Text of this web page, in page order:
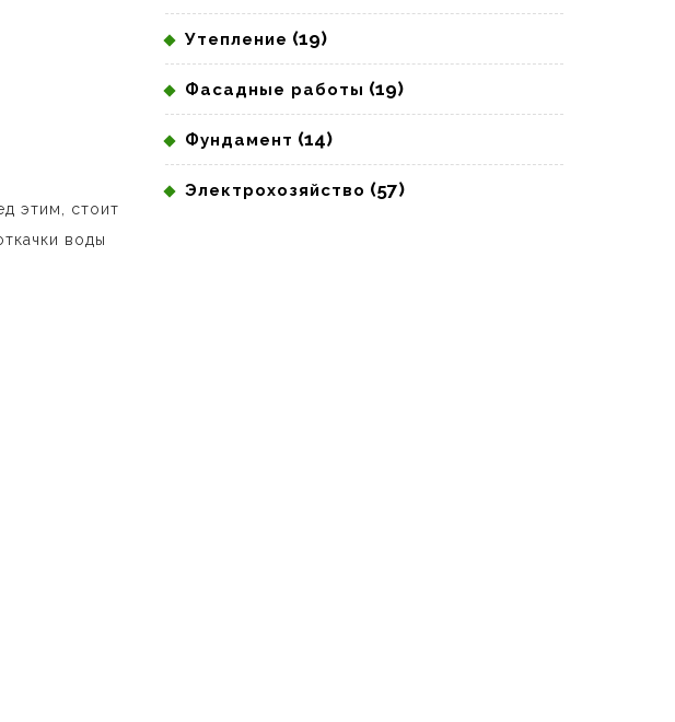
этим, стоит
воды
Утепление (19)
Фасадные работы (19)
Фундамент (14)
Электрохозяйство (57)